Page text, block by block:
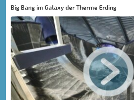
Big Bang im Galaxy der Therme Erding